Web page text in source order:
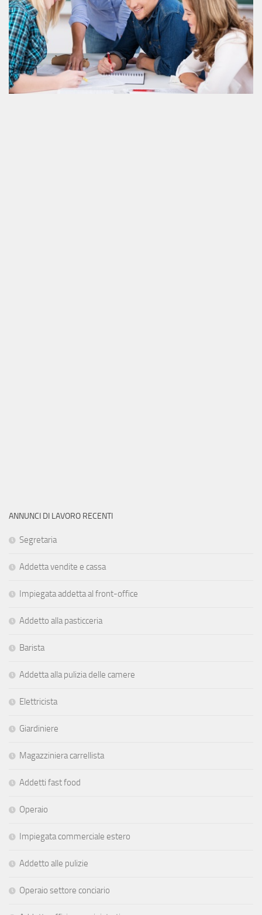
ANNUNCI DI LAVORO RECENTI
Segretaria
Addetta vendite e cassa
Impiegata addetta al front-office
Addetto alla pasticceria
Barista
Addetta alla pulizia delle camere
Elettricista
Giardiniere
Magazziniera carrellista
Addetti fast food
Operaio
Impiegata commerciale estero
Addetto alle pulizie
Operaio settore conciario